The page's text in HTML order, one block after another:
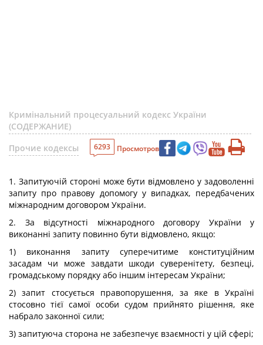
Кримінальний процесуальний кодекс України
(СОДЕРЖАНИЕ)
Прочие кодексы
6293 Просмотров
1. Запитуючій стороні може бути відмовлено у задоволенні
запиту про правову допомогу у випадках, передбачених
міжнародним договором України.
2. За відсутності міжнародного договору України у
виконанні запиту повинно бути відмовлено, якщо:
1) виконання запиту суперечитиме конституційним
засадам чи може завдати шкоди суверенітету, безпеці,
громадському порядку або іншим інтересам України;
2) запит стосується правопорушення, за яке в Україні
стосовно тієї самої особи судом прийнято рішення, яке
набрало законної сили;
3) запитуюча сторона не забезпечує взаємності у цій сфері;